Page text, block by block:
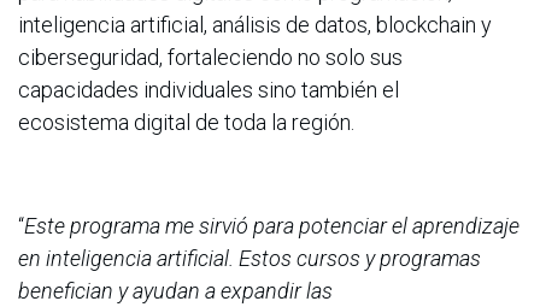
inteligencia artificial, análisis de datos, blockchain y
ciberseguridad, fortaleciendo no solo sus
capacidades individuales sino también el
ecosistema digital de toda la región.
“Este programa me sirvió para potenciar el aprendizaje
en inteligencia artificial. Estos cursos y programas
benefician y ayudan a expandir las